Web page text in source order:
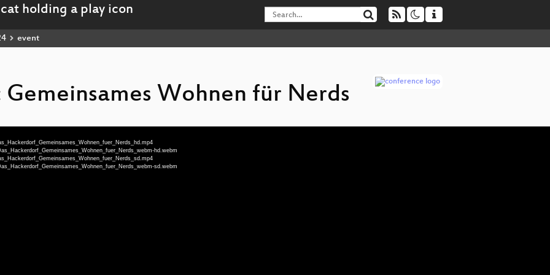
event
Wohnen für Nerds
hd.webm
sd.webm